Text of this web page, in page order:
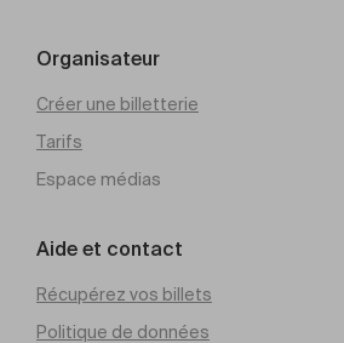
Organisateur
Créer une billetterie
Tarifs
Espace médias
Aide et contact
Récupérez vos billets
Politique de données